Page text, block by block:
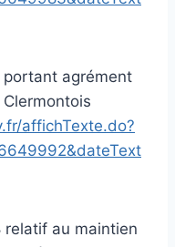
portant agrément
Clermontois
affichTexte.do?
relatif au maintien